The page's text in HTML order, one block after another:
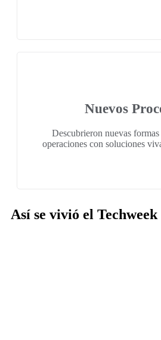
Nuevos
Descubrieron nuevas
operaciones con soluciones
Así se vivió el Techweek